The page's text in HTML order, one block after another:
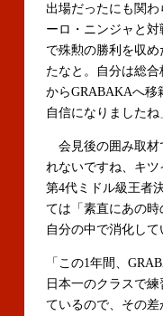
出場だったにも関わ
ーロ・ニンジャと対
で殊勲の勝利を収
たなと。自分は総
からGRABAKAへ移
自信になりました
会見後の囲み取材
れないですね、キ
第4代ミドル級王者
ては「素直にあの
自分の中で消化し
「この1年間、
日本一のクラスで
ているので、その差